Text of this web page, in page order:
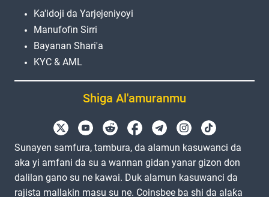
Ka'idoji da Yarjejeniyoyi
Manufofin Sirri
Bayanan Shari'a
KYC & AML
Shiga Al'amuranmu
Sunayen samfura, tambura, da alamun kasuwanci da
aka yi amfani da su a wannan gidan yanar gizon don
dalilan gano su ne kawai. Duk alamun kasuwanci da
rajista mallakin masu su ne. Coinsbee ba shi da alaƙa